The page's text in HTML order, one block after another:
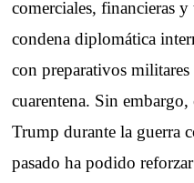
comerciales, financieras
condena diplomática
con preparativos
cuarentena. Sin
Trump durante la guerra
pasado ha podido